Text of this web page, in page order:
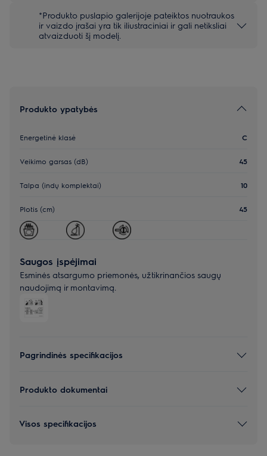
*Produkto puslapio galerijoje pateiktos nuotraukos
ir vaizdo įrašai yra tik iliustraciniai ir gali netiksliai
atvaizduoti šį modelį.
Produkto ypatybės
Energetinė klasė C
Veikimo garsas (dB) 45
Talpa (indų komplektai) 10
Plotis (cm) 45
Saugos įspėjimai
Esminės atsargumo priemonės, užtikrinančios saugų
naudojimą ir montavimą.
Pagrindinės specifikacijos
Produkto dokumentai
Visos specifikacijos